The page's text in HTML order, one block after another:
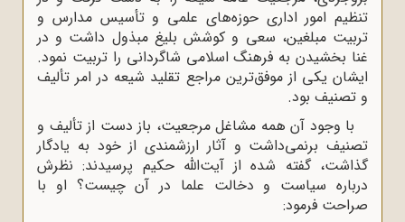
تنظیم امور اداری حوزه‌های علمی و تأسیس مدارس و
تربیت مبلغین، سعی و کوشش بلیغ مبذول داشت و در
غنا بخشیدن به فرهنگ اسلامی شاگردانی را تربیت نمود.
ایشان یکی از موفق‌ترین مراجع تقلید شیعه در امر تألیف
و تصنیف بود.
با وجود آن همه مشاغل مرجعیت، باز دست از تألیف و
تصنیف برنمی‌داشت و آثار ارزشمندی از خود به یادگار
گذاشت‌، گفته شده از آیت‌الله حکیم پرسیدند: نظرش
درباره سیاست و دخالت علما در آن چیست‌؟ او با
صراحت فرمود: